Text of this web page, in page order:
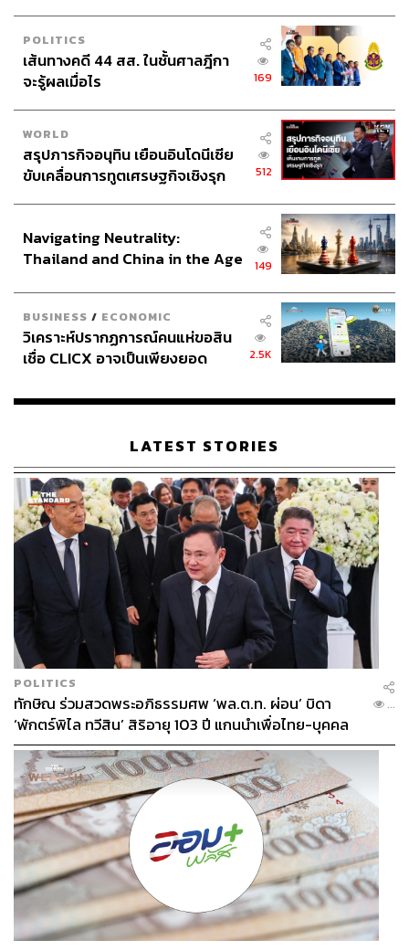
POLITICS
เส้นทางคดี 44 สส. ในชั้นศาลฎีกา
จะรู้ผลเมื่อไร
169
WORLD
สรุปภารกิจอนุทิน เยือนอินโดนีเซีย
ขับเคลื่อนการทูตเศรษฐกิจเชิงรุก
512
Navigating Neutrality:
Thailand and China in the Age
149
BUSINESS / ECONOMIC
วิเคราะห์ปรากฏการณ์คนแห่ขอสิน
เชื่อ CLICX อาจเป็นเพียงยอด
เรือนไทยที่ถูกซุกไว้
2.5K
LATEST STORIES
POLITICS
ทักษิณ ร่วมสวดพระอภิธรรมศพ ‘พล.ต.ท. ผ่อน’ บิดา
‘พักตร์พิไล ทวีสิน’ สิริอายุ 103 ปี แกนนำเพื่อไทย-บุคคล
หลากวงการร่วมอาลัย
...